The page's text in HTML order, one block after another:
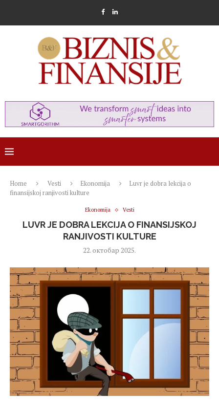
Home Vesti Ekonomija
Luvr je dobra lekcija o
finansijskoj ranjivosti kulture
Ekonomija Vesti
LUVR JE DOBRA LEKCIJA O FINANSIJSKOJ
RANJIVOSTI KULTURE
22. октобар 2025.